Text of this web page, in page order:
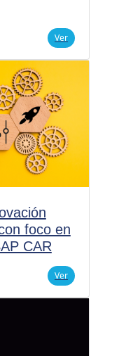
Ver
foco en
CAR
Ver